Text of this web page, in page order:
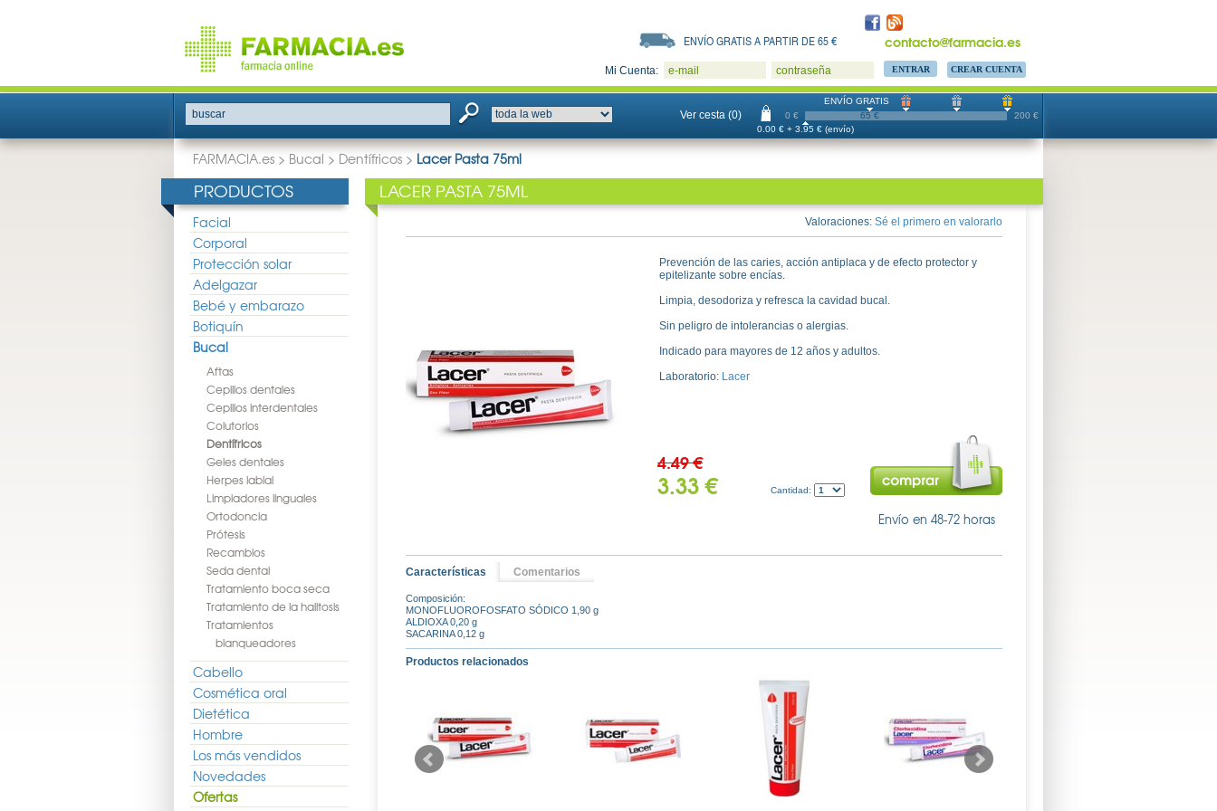
contacto@farmacia.es
ENVÍO GRATIS A PARTIR DE 65 €
Mi Cuenta: e-mail contraseña CREAR CUENTA
buscar Ver cesta (0) 0 € 200 €
ENVÍO GRATIS
65 €
0.00 € + 3.95 € (envío)
FARMACIA.es > Bucal > Dentífricos > Lacer Pasta 75ml
PRODUCTOS
Facial
Corporal
Protección solar
Adelgazar
Bebé y embarazo
Botiquín
Bucal
Aftas
Cepillos dentales
Cepillos interdentales
Colutorios
Dentífricos
Geles dentales
Herpes labial
Limpiadores linguales
Ortodoncia
Prótesis
Recambios
Seda dental
Tratamiento boca seca
Tratamiento de la halitosis
Tratamientos
blanqueadores
Cabello
Cosmética oral
Dietética
Hombre
Los más vendidos
Novedades
Ofertas
LACER PASTA 75ML
Valoraciones: Sé el primero en valorarlo
Prevención de las caries, acción antiplaca y de efecto protector y
epitelizante sobre encías.
Limpia, desodoriza y refresca la cavidad bucal.
Sin peligro de intolerancias o alergias.
Indicado para mayores de 12 años y adultos.
Laboratorio: Lacer
4.49 €
3.33 € Cantidad:
Envío en 48-72 horas
Características Comentarios
Composición:
MONOFLUOROFOSFATO SÓDICO 1,90 g
ALDIOXA 0,20 g
SACARINA 0,12 g
Productos relacionados